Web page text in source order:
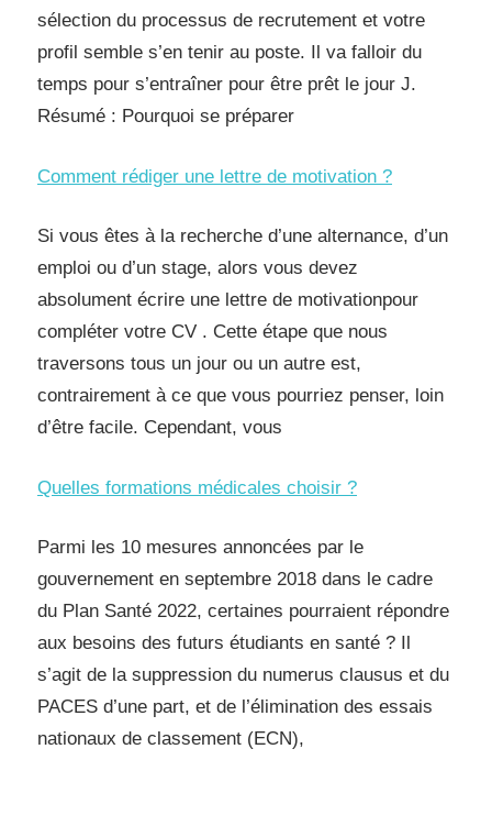
sélection du processus de recrutement et votre
profil semble s’en tenir au poste. Il va falloir du
temps pour s’entraîner pour être prêt le jour J.
Résumé : Pourquoi se préparer
Comment rédiger une lettre de motivation ?
Si vous êtes à la recherche d’une alternance, d’un
emploi ou d’un stage, alors vous devez
absolument écrire une lettre de motivationpour
compléter votre CV . Cette étape que nous
traversons tous un jour ou un autre est,
contrairement à ce que vous pourriez penser, loin
d’être facile. Cependant, vous
Quelles formations médicales choisir ?
Parmi les 10 mesures annoncées par le
gouvernement en septembre 2018 dans le cadre
du Plan Santé 2022, certaines pourraient répondre
aux besoins des futurs étudiants en santé ? Il
s’agit de la suppression du numerus clausus et du
PACES d’une part, et de l’élimination des essais
nationaux de classement (ECN),